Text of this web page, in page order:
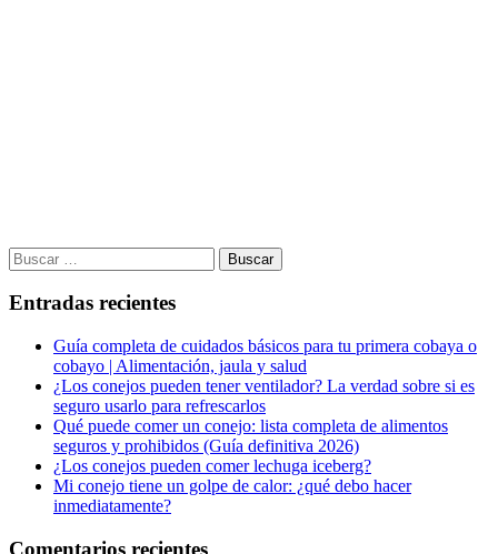
Buscar:
Entradas recientes
Guía completa de cuidados básicos para tu primera cobaya o
cobayo | Alimentación, jaula y salud
¿Los conejos pueden tener ventilador? La verdad sobre si es
seguro usarlo para refrescarlos
Qué puede comer un conejo: lista completa de alimentos
seguros y prohibidos (Guía definitiva 2026)
¿Los conejos pueden comer lechuga iceberg?
Mi conejo tiene un golpe de calor: ¿qué debo hacer
inmediatamente?
Comentarios recientes